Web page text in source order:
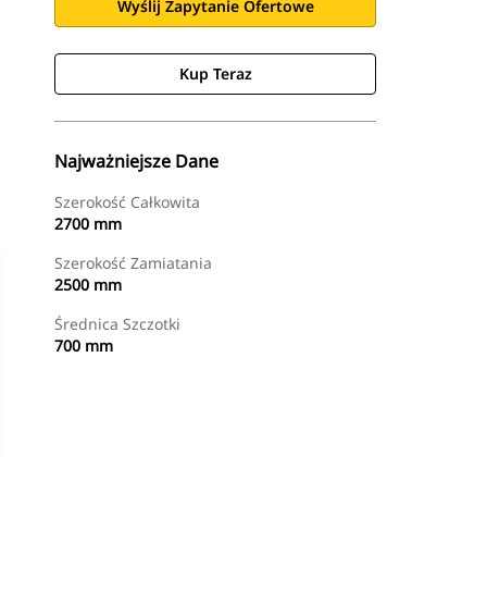
Wyślij Zapytanie Ofertowe
Kup Teraz
Najważniejsze Dane
Szerokość Całkowita
2700 mm
Szerokość Zamiatania
2500 mm
Średnica Szczotki
700 mm